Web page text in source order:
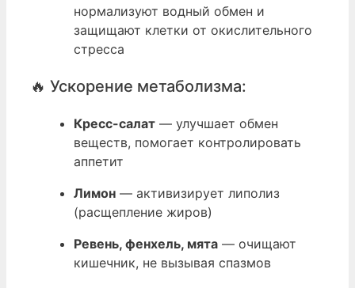
нормализуют водный обмен и
защищают клетки от окислительного
стресса
🔥 Ускорение метаболизма:
Кресс-салат — улучшает обмен
веществ, помогает контролировать
аппетит
Лимон — активизирует липолиз
(расщепление жиров)
Ревень, фенхель, мята — очищают
кишечник, не вызывая спазмов